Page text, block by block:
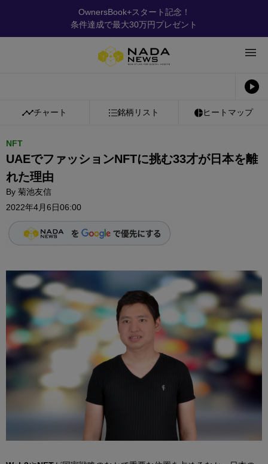
OwnersBook+スタート記念！
条件達成で最大30万円プレゼント
チャート 銘柄リスト ヒートマップ
NFT
UAEでファッションNFTに挑む33才が日本を離
れた理由
By 菊池友信
2022年4月6日06:00